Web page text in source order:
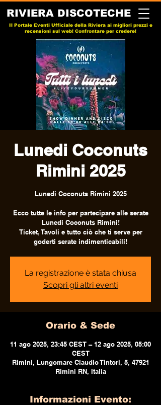
RIVIERA DISCOTECHE
Il Portale Eventi Ufficiale della Riviera ai migliori prezzi e
recensioni sul web! Confrontare per credere!
Lunedi Coconuts
Rimini 2025
Lunedi Coconuts Rimini 2025
Ecco tutte le info per partecipare alle serate
Lunedi Coconuts Rimini!
Ticket, Tavoli e tutto ciò che ti serve per
goderti serate indimenticabili!
La registrazione è stata chiusa
Scopri gli altri eventi
Orario & Sede
11 ago 2025, 23:45 CEST – 12 ago 2025, 05:00
CEST
Rimini, Lungomare Claudio Tintori, 5, 47921
Rimini RN, Italia
Informazioni Evento: